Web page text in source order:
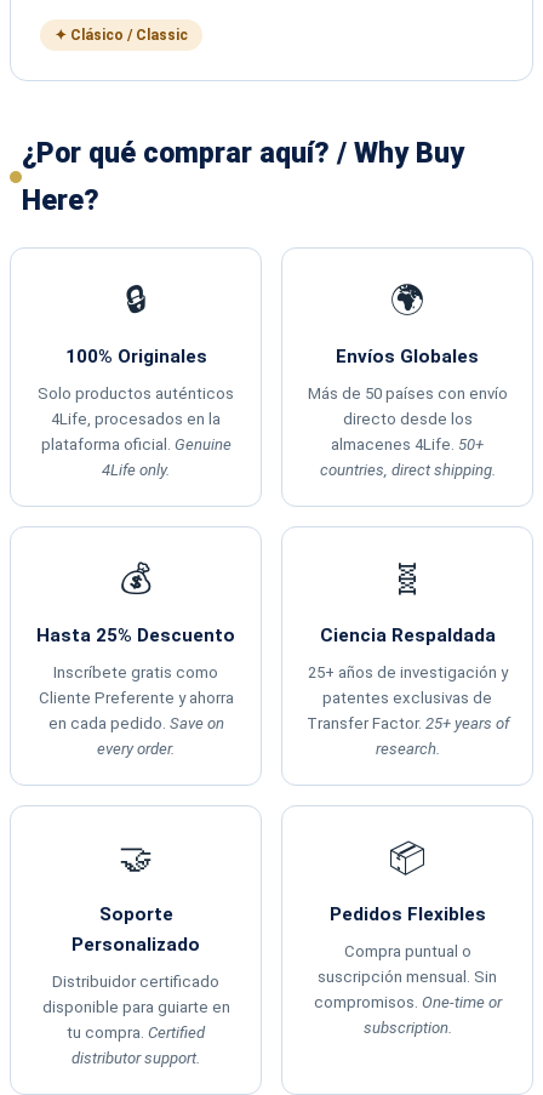
✦ Clásico / Classic
¿Por qué comprar aquí? / Why Buy
Here?
🔒
100% Originales
Solo productos auténticos
4Life, procesados en la
plataforma oficial. Genuine
4Life only.
🌍
Envíos Globales
Más de 50 países con envío
directo desde los
almacenes 4Life. 50+
countries, direct shipping.
💰
Hasta 25% Descuento
Inscríbete gratis como
Cliente Preferente y ahorra
en cada pedido. Save on
every order.
🧬
Ciencia Respaldada
25+ años de investigación y
patentes exclusivas de
Transfer Factor. 25+ years of
research.
🤝
Soporte
Personalizado
Distribuidor certificado
disponible para guiarte en
tu compra. Certified
distributor support.
📦
Pedidos Flexibles
Compra puntual o
suscripción mensual. Sin
compromisos. One-time or
subscription.